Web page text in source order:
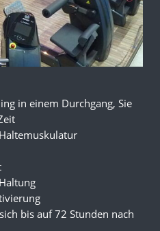
in einem Durchgang, Sie
bis auf 72 Stunden nach